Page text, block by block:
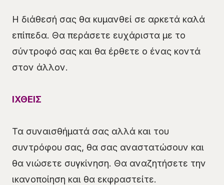
Η διάθεσή σας θα κυμανθεί σε αρκετά καλά
επίπεδα. Θα περάσετε ευχάριστα με το
σύντροφό σας και θα έρθετε ο ένας κοντά
στον άλλον.
ΙΧΘΕΙΣ
Τα συναισθήματά σας αλλά και του
συντρόφου σας, θα σας αναστατώσουν και
θα νιώσετε συγκίνηση. Θα αναζητήσετε την
ικανοποίηση και θα εκφραστείτε.